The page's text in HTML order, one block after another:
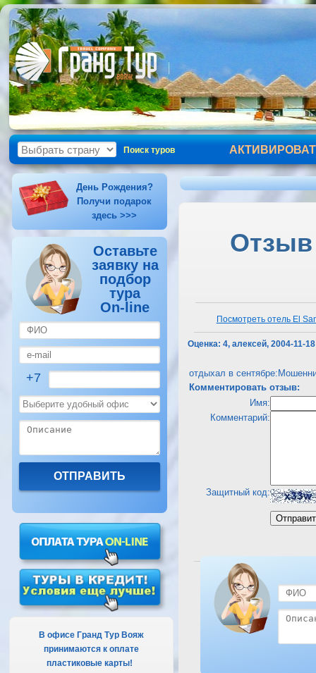
Поиск туров
День Рождения?
Получи подарок
здесь >>>
Оставьте
заявку на
подбор
тура
On-line
+7
В офисе Гранд Тур Вояж
принимаются к оплате
пластиковые карты!
Отзыв
Посмотреть отель El
Оценка: 4, алексей, 2004-11-18
отдыхал в
Комментировать отзыв:
Имя:
Комментарий:
Защитный код:
Посмотреть отель El